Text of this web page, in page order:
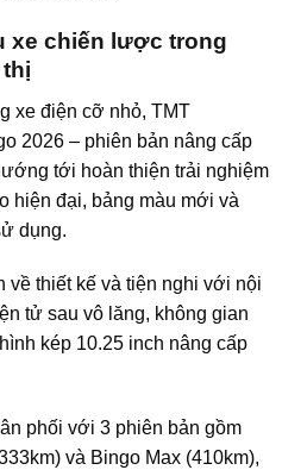
xe chiến lược trong
xe điện cỡ nhỏ, TMT
2026 – phiên bản nâng cấp
tới hoàn thiện trải nghiệm
hiện đại, bảng màu mới và
dụng.
về thiết kế và tiện nghi với nội
tử sau vô lăng, không gian
kép 10.25 inch nâng cấp
phối với 3 phiên bản gồm
và Bingo Max (410km),